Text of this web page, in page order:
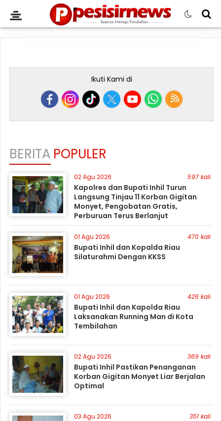
Ikuti Kami di
BERITA POPULER
02 Agu 2026 597 kali
Kapolres dan Bupati Inhil Turun
Langsung Tinjau 11 Korban Gigitan
Monyet, Pengobatan Gratis,
Perburuan Terus Berlanjut
01 Agu 2026 470 kali
Bupati Inhil dan Kopalda Riau
Silaturahmi Dengan KKSS
01 Agu 2026 426 kali
Bupati Inhil dan Kapolda Riau
Laksanakan Running Man di Kota
Tembilahan
02 Agu 2026 369 kali
Bupati Inhil Pastikan Penanganan
Korban Gigitan Monyet Liar Berjalan
Optimal
03 Agu 2026 351 kali